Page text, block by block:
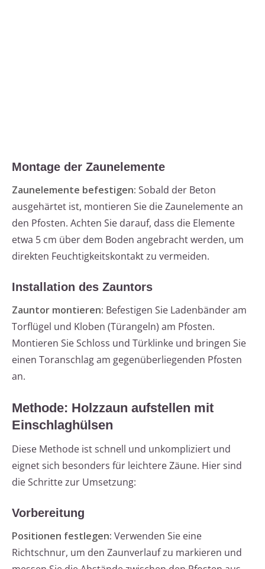
Montage der Zaunelemente
Zaunelemente befestigen: Sobald der Beton
ausgehärtet ist, montieren Sie die Zaunelemente an
den Pfosten. Achten Sie darauf, dass die Elemente
etwa 5 cm über dem Boden angebracht werden, um
direkten Feuchtigkeitskontakt zu vermeiden.
Installation des Zauntors
Zauntor montieren: Befestigen Sie Ladenbänder am
Torflügel und Kloben (Türangeln) am Pfosten.
Montieren Sie Schloss und Türklinke und bringen Sie
einen Toranschlag am gegenüberliegenden Pfosten
an.
Methode: Holzzaun aufstellen mit
Einschlaghülsen
Diese Methode ist schnell und unkompliziert und
eignet sich besonders für leichtere Zäune. Hier sind
die Schritte zur Umsetzung:
Vorbereitung
Positionen festlegen: Verwenden Sie eine
Richtschnur, um den Zaunverlauf zu markieren und